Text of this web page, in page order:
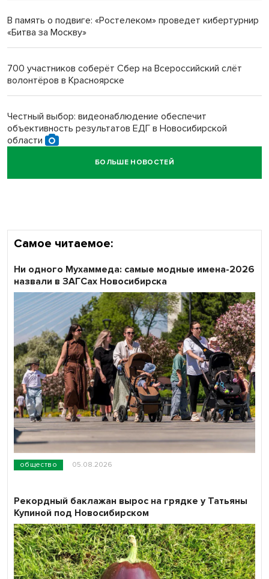
Новосибирский преподаватель с женой вошли в топ-16
Обновлённое отделение ВТБ открылось в Искитиме
В память о подвиге: «Ростелеком» проведет кибертурнир
«Битва за Москву»
700 участников соберёт Сбер на Всероссийский слёт
волонтёров в Красноярске
Честный выбор: видеонаблюдение обеспечит
объективность результатов ЕДГ в Новосибирской
области
Кибертанки пошли в бой: «Ростелеком» объявляет
БОЛЬШЕ НОВОСТЕЙ
Самое читаемое:
общество 05.08.2026
Ни одного Мухаммеда: самые модные имена-2026
назвали в ЗАГСах Новосибирска
Рекордный баклажан вырос на грядке у Татьяны
Купиной под Новосибирском